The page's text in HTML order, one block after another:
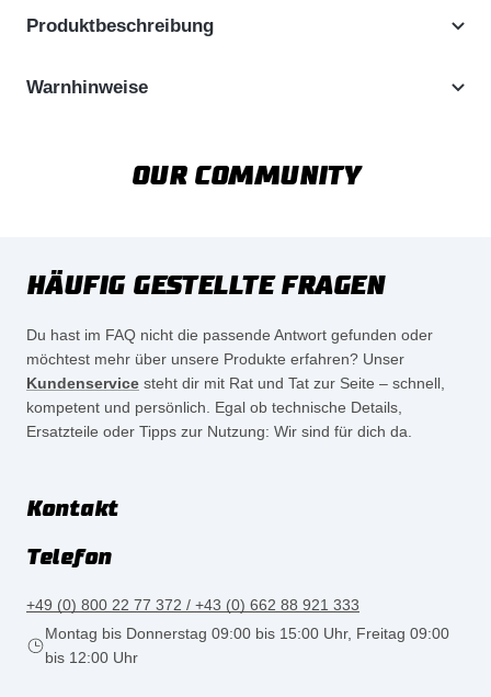
Produktbeschreibung
Warnhinweise
OUR COMMUNITY
HÄUFIG GESTELLTE FRAGEN
Du hast im FAQ nicht die passende Antwort gefunden oder
möchtest mehr über unsere Produkte erfahren? Unser
Kundenservice steht dir mit Rat und Tat zur Seite – schnell,
kompetent und persönlich. Egal ob technische Details,
Ersatzteile oder Tipps zur Nutzung: Wir sind für dich da.
Kontakt
Telefon
+49 (0) 800 22 77 372 / +43 (0) 662 88 921 333
Montag bis Donnerstag 09:00 bis 15:00 Uhr, Freitag 09:00
bis 12:00 Uhr